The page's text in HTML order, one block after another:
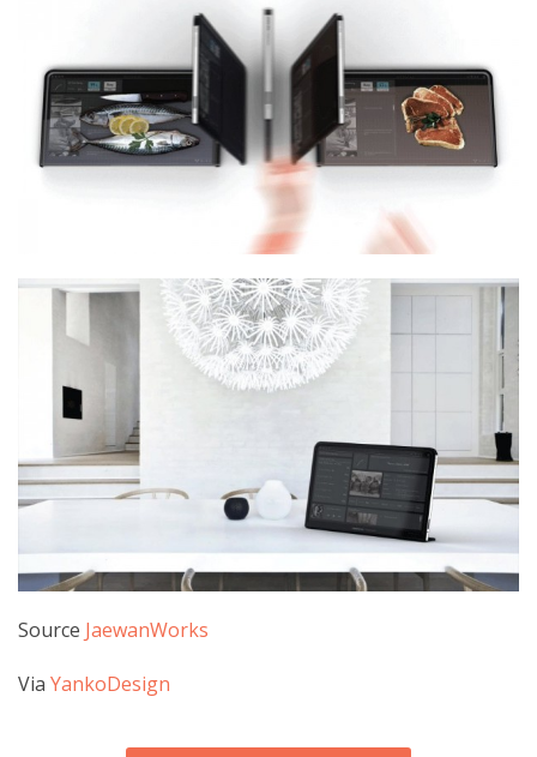
Source JaewanWorks
Via YankoDesign